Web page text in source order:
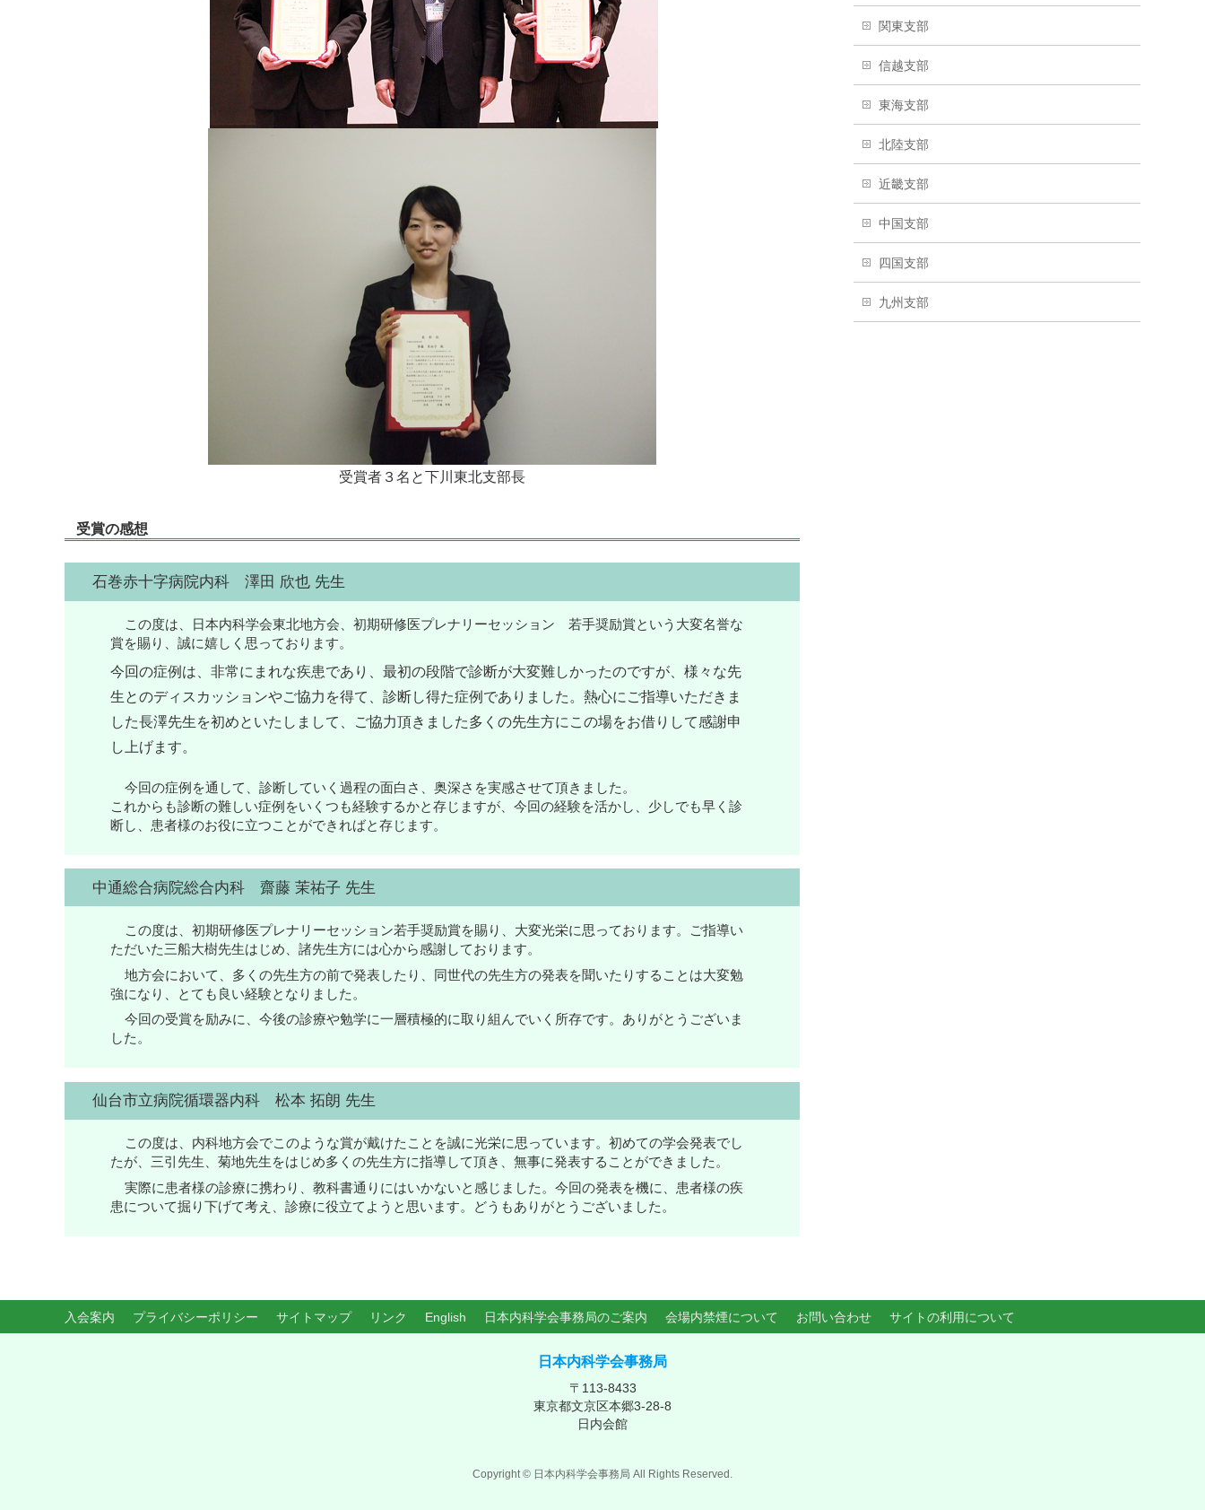
受賞者３名と下川東北支部長
受賞の感想
石巻赤十字病院内科 澤田 欣也 先生
この度は、日本内科学会東北地方会、初期研修医プレナリーセッション 若手奨励賞という大変名誉な
賞を賜り、誠に嬉しく思っております。
今回の症例は、非常にまれな疾患であり、最初の段階で診断が大変難しかったのですが、様々な先
生とのディスカッションやご協力を得て、診断し得た症例でありました。熱心にご指導いただきま
した長澤先生を初めといたしまして、ご協力頂きました多くの先生方にこの場をお借りして感謝申
し上げます。
今回の症例を通して、診断していく過程の面白さ、奥深さを実感させて頂きました。
これからも診断の難しい症例をいくつも経験するかと存じますが、今回の経験を活かし、少しでも早く診
断し、患者様のお役に立つことができればと存じます。
中通総合病院総合内科 齋藤 茉祐子 先生
この度は、初期研修医プレナリーセッション若手奨励賞を賜り、大変光栄に思っております。ご指導い
ただいた三船大樹先生はじめ、諸先生方には心から感謝しております。
地方会において、多くの先生方の前で発表したり、同世代の先生方の発表を聞いたりすることは大変勉
強になり、とても良い経験となりました。
今回の受賞を励みに、今後の診療や勉学に一層積極的に取り組んでいく所存です。ありがとうございま
した。
仙台市立病院循環器内科 松本 拓朗 先生
この度は、内科地方会でこのような賞が戴けたことを誠に光栄に思っています。初めての学会発表でし
たが、三引先生、菊地先生をはじめ多くの先生方に指導して頂き、無事に発表することができました。
実際に患者様の診療に携わり、教科書通りにはいかないと感じました。今回の発表を機に、患者様の疾
患について掘り下げて考え、診療に役立てようと思います。どうもありがとうございました。
関東支部
信越支部
東海支部
北陸支部
近畿支部
中国支部
四国支部
九州支部
入会案内 プライバシーポリシー サイトマップ リンク English 日本内科学会事務局のご案内 会場内禁煙について お問い合わせ サイトの利用について
日本内科学会事務局
〒113-8433
東京都文京区本郷3-28-8
日内会館
Copyright © 日本内科学会事務局 All Rights Reserved.